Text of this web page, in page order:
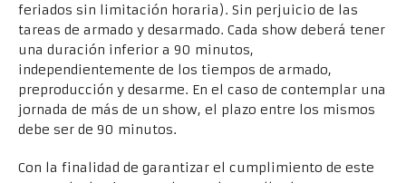
feriados sin limitación horaria). Sin perjuicio de las
tareas de armado y desarmado. Cada show deberá tener
una duración inferior a 90 minutos,
independientemente de los tiempos de armado,
preproducción y desarme. En el caso de contemplar una
jornada de más de un show, el plazo entre los mismos
debe ser de 90 minutos.
Con la finalidad de garantizar el cumplimiento de este